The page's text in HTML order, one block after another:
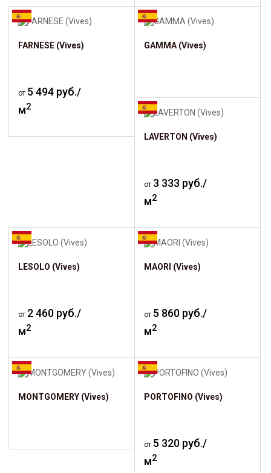
FARNESE (Vives)
от 5 494 руб./
м2
GAMMA (Vives)
LAVERTON (Vives)
от 3 333 руб./
м2
LESOLO (Vives)
от 2 460 руб./
м2
MAORI (Vives)
от 5 860 руб./
м2
MONTGOMERY (Vives) PORTOFINO (Vives)
от 5 320 руб./
м2